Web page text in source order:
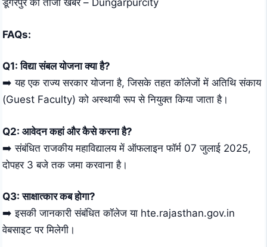
डूंगरपुर की ताजा खबर – Dungarpurcity
FAQs:
Q1: विद्या संबल योजना क्या है?
➡️ यह एक राज्य सरकार योजना है, जिसके तहत कॉलेजों में अतिथि संकाय
(Guest Faculty) को अस्थायी रूप से नियुक्त किया जाता है।
Q2: आवेदन कहां और कैसे करना है?
➡️ संबंधित राजकीय महाविद्यालय में ऑफलाइन फॉर्म 07 जुलाई 2025,
दोपहर 3 बजे तक जमा करवाना है।
Q3: साक्षात्कार कब होगा?
➡️ इसकी जानकारी संबंधित कॉलेज या hte.rajasthan.gov.in
वेबसाइट पर मिलेगी।